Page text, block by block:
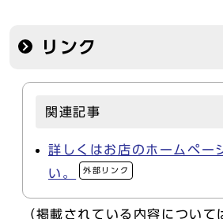
リンク
関連記事
詳しくはお店のホームペー
い。
外部リンク
（掲載されている内容につい